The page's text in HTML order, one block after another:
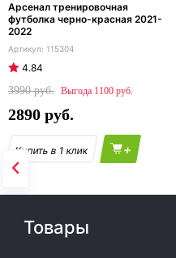
Арсенал тренировочная
футболка черно-красная 2021-
2022
115304
4.84
3990
1100
2890
+
Товары